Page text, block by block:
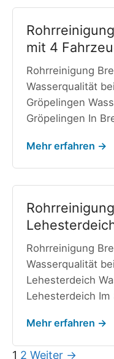
mit 4
Rohrreinigung
Wasserqualität
Gröpelingen
Gröpelingen In
Mehr erfahren →
Rohrreinigung
Wasserqualität
Lehesterdeich
Lehesterdeich
Mehr erfahren →
1 2 Weiter →